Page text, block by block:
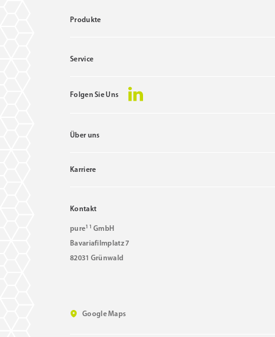
Produkte
Service
Folgen Sie Uns
Über uns
Karriere
Kontakt
pure11 GmbH
Bavariafilmplatz 7
82031 Grünwald
Google Maps